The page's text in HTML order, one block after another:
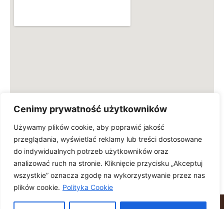
Cenimy prywatność użytkowników
Używamy plików cookie, aby poprawić jakość
przeglądania, wyświetlać reklamy lub treści dostosowane
do indywidualnych potrzeb użytkowników oraz
analizować ruch na stronie. Kliknięcie przycisku „Akceptuj
wszystkie” oznacza zgodę na wykorzystywanie przez nas
plików cookie. Polityka Cookie